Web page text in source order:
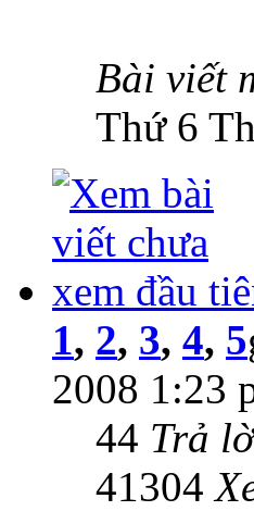
Bài viết
Thứ 6
1, 2, 3, 4, 5
2008 1:23
44 Trả
41304